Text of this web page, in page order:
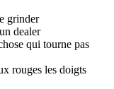
grinder
dealer
qui tourne pas
rouges les doigts